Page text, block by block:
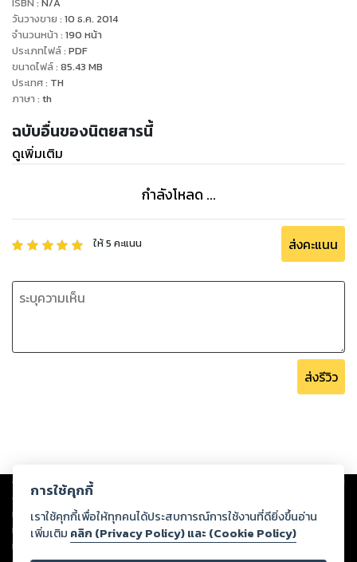
วันวางขาย : 10 ธ.ค. 2014
จำนวนหน้า : 190 หน้า
ประเภทไฟล์: PDF
ขนาดไฟล์: 85.43 MB
ประเทศ: TH
ภาษา : th
ฉบับอื่นของนิตยสารนี้
ดูเพิ่มเติม
กำลังโหลด ...
ให้5 คะแนน ส่งคะแนน
ส่งรีวิว
Copyright © 2026
ต่อผลงานหรือเนื้อหาใดที่อัปโหลดผ่านเว็บไซต์และปรากฏว่าละเมิดสิทธิใน
ทรัพย์สินทางปัญญาของบุคคลอื่นหรือขัดต่อกฎหมายและศีลธรรม ดังนั้น ผู้อ่าน
ทุกท่านโปรดใช้วิจารณญาณในการกลั่นกรองด้วยตนเอง และหากท่านพบว่าส่วน
หนึ่งส่วนใดขัดต่อกฎหมายและศีลธรรม กรุณาแจ้งมายังบริษัท เพื่อทีมงานจะได้
การใช้คุกกี้
เราใช้คุกกี้เพื่อให้ทุกคนได้ประสบการณ์การใช้งานที่ดียิ่งขึ้นอ่าน
เพิ่มเติม คลิก (Privacy Policy) และ (Cookie Policy)